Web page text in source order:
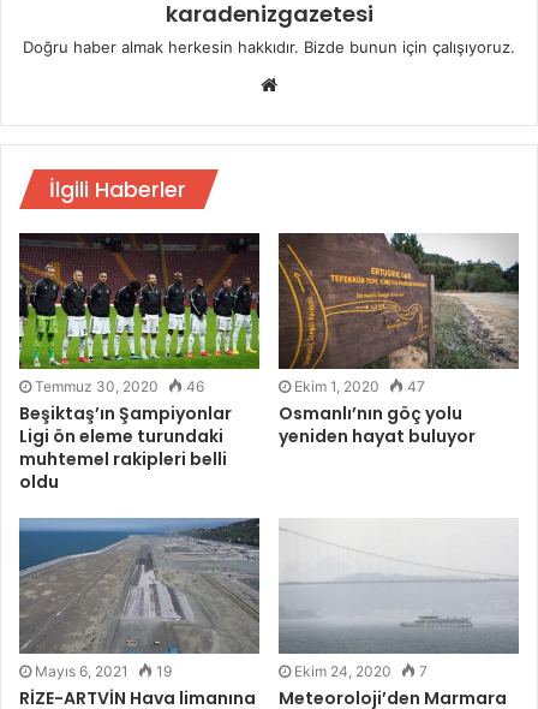
karadenizgazetesi
Doğru haber almak herkesin hakkıdır. Bizde bunun için çalışıyoruz.
Web
İlgili Haberler
Temmuz 30, 2020 46
Beşiktaş’ın Şampiyonlar
Ligi ön eleme turundaki
muhtemel rakipleri belli
oldu
Ekim 1, 2020 47
Osmanlı’nın göç yolu
yeniden hayat buluyor
Mayıs 6, 2021 19
RİZE-ARTVİN Hava limanına
Ekim 24, 2020 7
Meteoroloji’den Marmara